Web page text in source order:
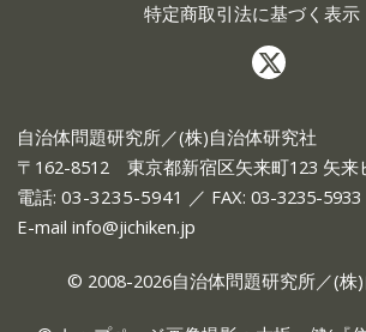
特定商取引法に基づく表示
自治体問題研究所／(株)自治体研究社
〒162-8512 東京都新宿区矢来町123 矢来
電話: 03-3235-5941 ／ FAX: 03-3235-5933
E-mail info@jichiken.jp
© 2008-2026自治体問題研究所／(株